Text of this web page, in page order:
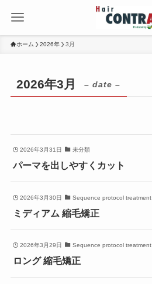
ホーム 2026年 3月
2026年3月 – date –
2026年3月31日 未分類
パーマを出しやすくカット
2026年3月30日 Sequence protocol treatment
ミディアム 縮毛矯正
2026年3月29日 Sequence protocol treatment
ロング 縮毛矯正